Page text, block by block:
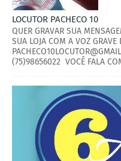
LOCUTOR PACHECO 10
QUER GRAVAR SUA
SUA LOJA COM A VOZ
(75)98656022 VOCÊ FALA